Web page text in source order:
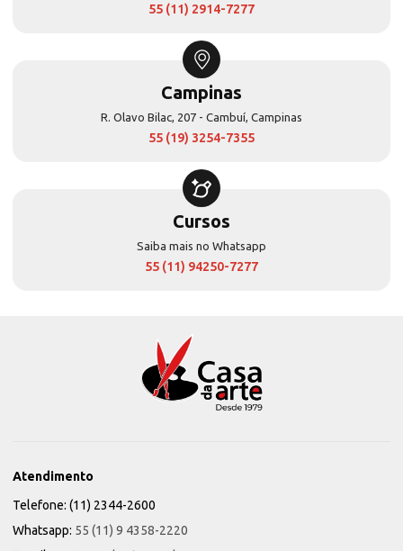
55 (11) 2914-7277
Campinas
R. Olavo Bilac, 207 - Cambuí, Campinas
55 (19) 3254-7355
Cursos
Saiba mais no Whatsapp
55 (11) 94250-7277
Atendimento
Telefone: (11) 2344-2600
Whatsapp: 55 (11) 9 4358-2220